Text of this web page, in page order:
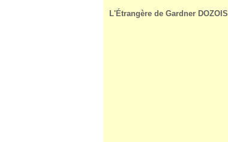
L'Étrangère de Gardner DOZOIS